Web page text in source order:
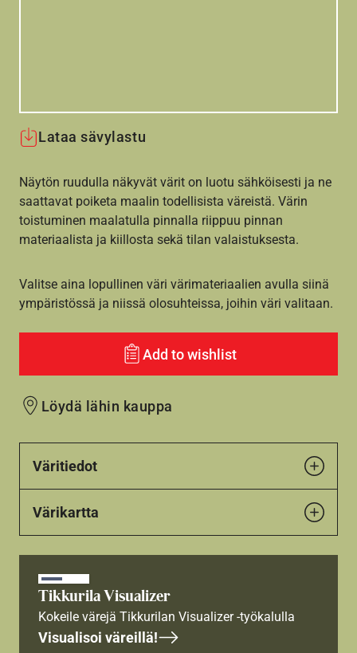
Lataa sävylastu
Näytön ruudulla näkyvät värit on luotu sähköisesti ja ne
saattavat poiketa maalin todellisista väreistä. Värin
toistuminen maalatulla pinnalla riippuu pinnan
materiaalista ja kiillosta sekä tilan valaistuksesta.
Valitse aina lopullinen väri värimateriaalien avulla siinä
ympäristössä ja niissä olosuhteissa, joihin väri valitaan.
Add to wishlist
Löydä lähin kauppa
Väritiedot
Värikartta
Tikkurila Visualizer
Kokeile värejä Tikkurilan Visualizer -työkalulla
Visualisoi väreillä!